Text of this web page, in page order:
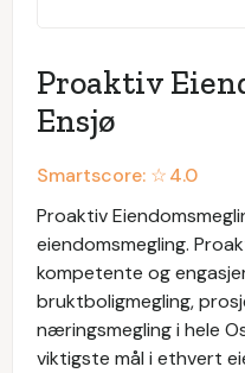
Proaktiv
Ensjø
Smartscore: ☆4.0
Proaktiv
eiendomsmegling.
kompetente og
bruktboligmegling,
næringsmegling i hele
viktigste mål i ethvert